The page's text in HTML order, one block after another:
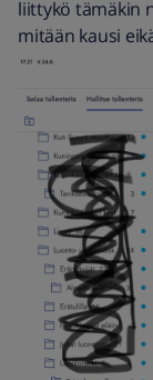
liittykö tämäkin
mitään kausi